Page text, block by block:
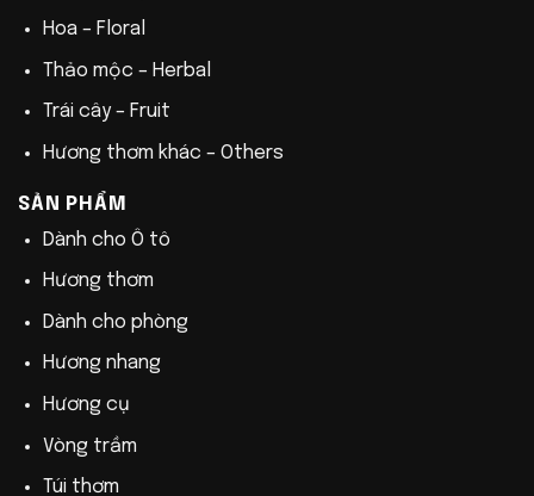
Hoa – Floral
Thảo mộc – Herbal
Trái cây – Fruit
Hương thơm khác – Others
SẢN PHẨM
Dành cho Ô tô
Hương thơm
Dành cho phòng
Hương nhang
Hương cụ
Vòng trầm
Túi thơm